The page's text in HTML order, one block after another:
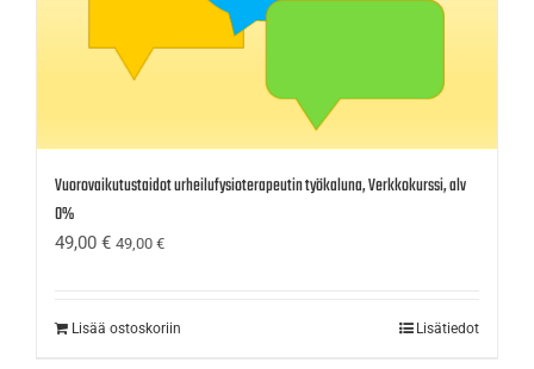
Vuorovaikutustaidot urheilufysioterapeutin työkaluna, Verkkokurssi, alv
0%
49,00 € 49,00 €
Lisää ostoskoriin Lisätiedot